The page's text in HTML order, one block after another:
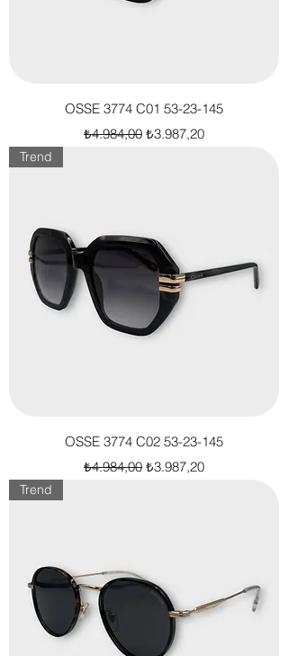
OSSE 3774 C01 53-23-145
Normal Fiyat
₺4.984,00 İndirimli Fiyat
₺3.987,20
Trend
OSSE 3774 C02 53-23-145
Normal Fiyat
₺4.984,00 İndirimli Fiyat
₺3.987,20
Trend